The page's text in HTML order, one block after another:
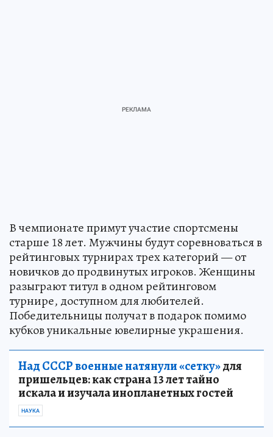
В чемпионате примут участие спортсмены
старше 18 лет. Мужчины будут соревноваться в
рейтинговых турнирах трех категорий — от
новичков до продвинутых игроков. Женщины
разыграют титул в одном рейтинговом
турнире, доступном для любителей.
Победительницы получат в подарок помимо
кубков уникальные ювелирные украшения.
Над СССР военные натянули «сетку»для
пришельцев: как страна 13 лет тайно
искала и изучала инопланетных гостей
НАУКА